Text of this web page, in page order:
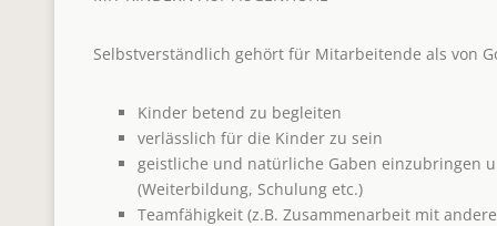
Selbstverständlich gehört für Mitarbeitende als von
Kinder betend zu begleiten
verlässlich für die Kinder zu sein
geistliche und natürliche Gaben einzubringen
(Weiterbildung, Schulung etc.)
Teamfähigkeit (z.B. Zusammenarbeit mit